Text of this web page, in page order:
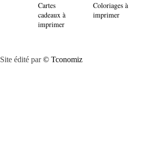
Cartes
cadeaux à
imprimer
Coloriages à
imprimer
Site édité par© Tconomiz